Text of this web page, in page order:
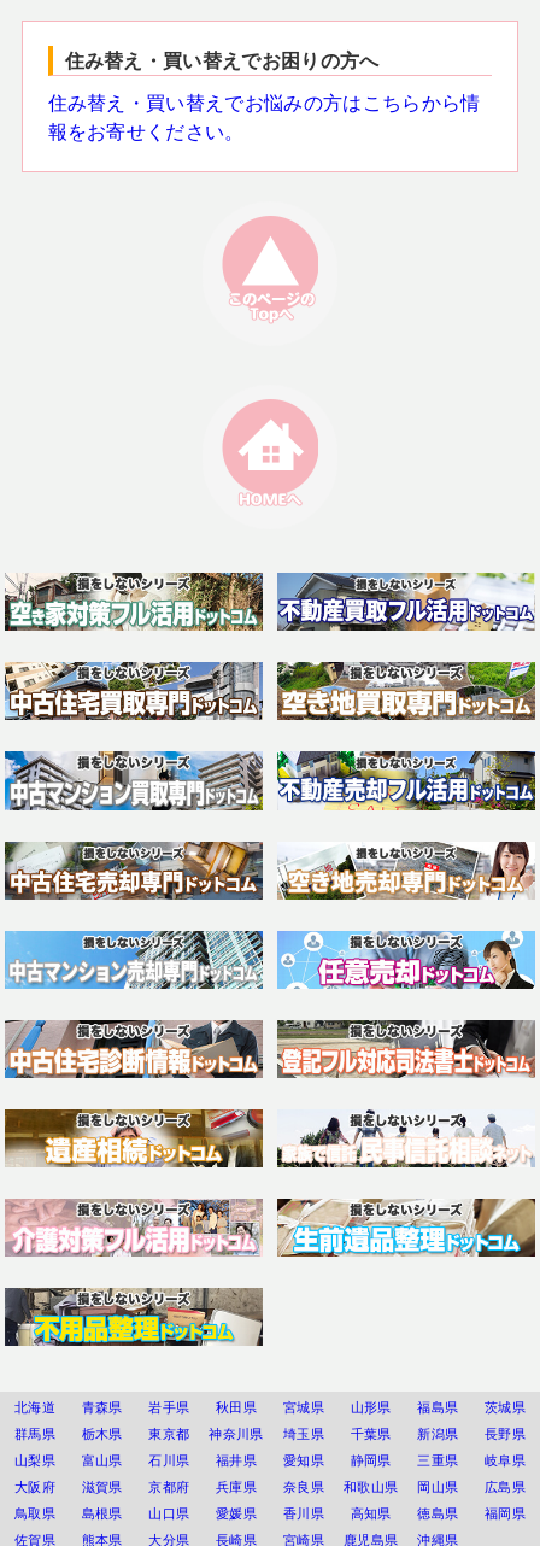
住み替え・買い替えでお困りの方へ
住み替え・買い替えでお悩みの方はこちらから情
報をお寄せください。
北海道 青森県 岩手県 秋田県 宮城県 山形県 福島県
茨城県
群馬県
栃木県 東京都 神奈川県 埼玉県 千葉県 新潟県
長野県
山梨県
富山県 石川県 福井県 愛知県 静岡県 三重県
岐阜県
大阪府
滋賀県 京都府 兵庫県 奈良県 和歌山県 岡山県
広島県
鳥取県
島根県 山口県 愛媛県 香川県 高知県 徳島県
福岡県
佐賀県
熊本県 大分県 長崎県 宮崎県 鹿児島県 沖縄県